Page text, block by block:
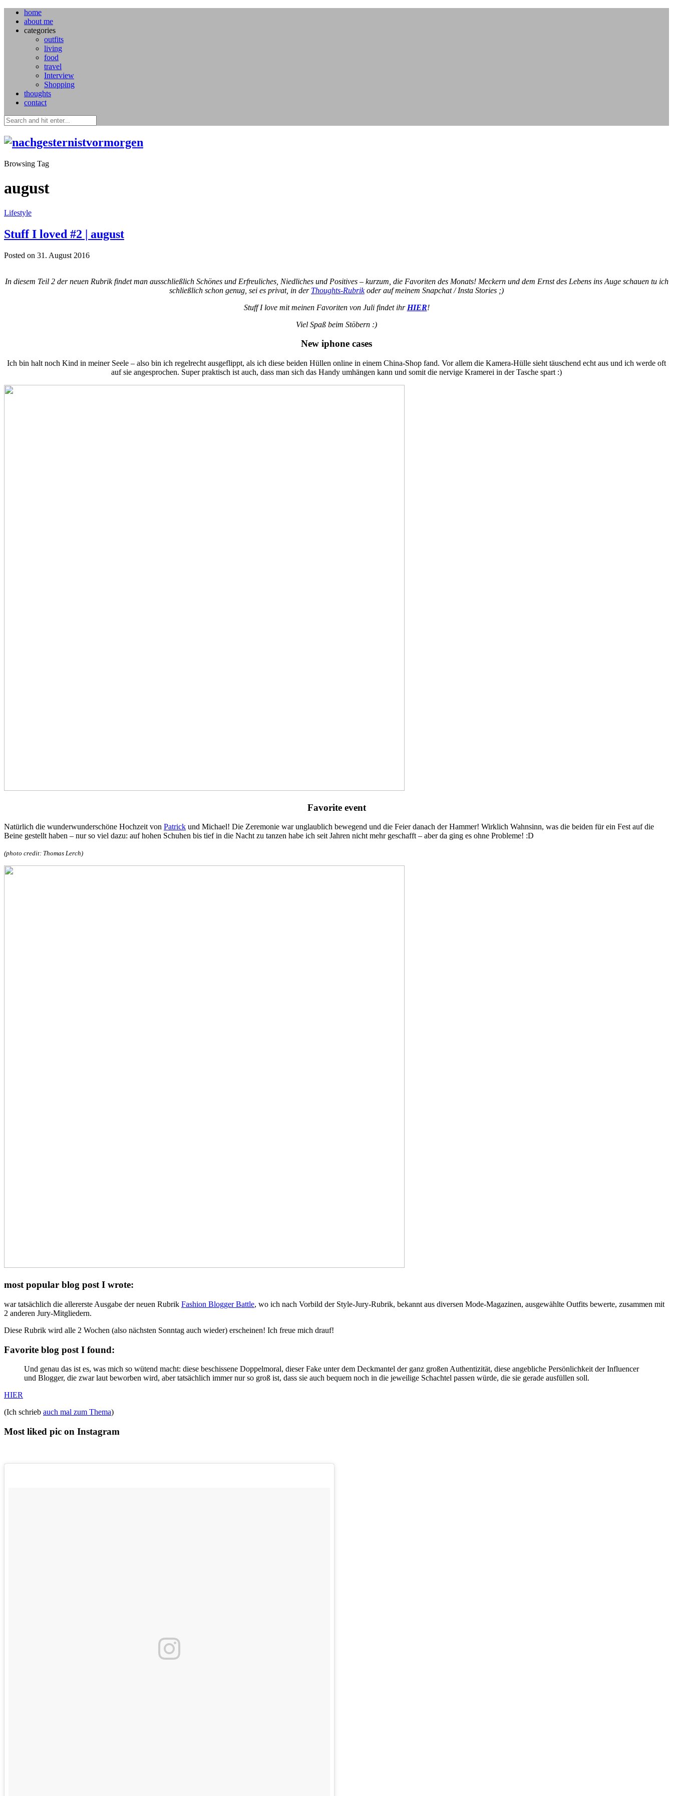
home
about me
categories
outfits
living
food
travel
Interview
Shopping
thoughts
contact
Browsing Tag
august
Lifestyle
Stuff I loved #2 | august
Posted on 31. August 2016
In diesem Teil 2 der neuen Rubrik findet man ausschließlich Schönes und Erfreuliches, Niedliches und Positives – kurzum, die Favoriten des Monats! Meckern und dem Ernst des Lebens ins Auge schauen tu ich
schließlich schon genug, sei es privat, in der Thoughts-Rubrikoder auf meinem Snapchat / Insta Stories ;)
Stuff I love mit meinen Favoriten von Juli findet ihr HIER!
Viel Spaß beim Stöbern :)
New iphone cases
Ich bin halt noch Kind in meiner Seele – also bin ich regelrecht ausgeflippt, als ich diese beiden Hüllen online in einem China-Shop fand. Vor allem die Kamera-Hülle sieht täuschend echt aus und ich werde oft
auf sie angesprochen. Super praktisch ist auch, dass man sich das Handy umhängen kann und somit die nervige Kramerei in der Tasche spart :)
Favorite event
Natürlich die wunderwunderschöne Hochzeit von Patrick und Michael! Die Zeremonie war unglaublich bewegend und die Feier danach der Hammer! Wirklich Wahnsinn, was die beiden für ein Fest auf die
Beine gestellt haben – nur so viel dazu: auf hohen Schuhen bis tief in die Nacht zu tanzen habe ich seit Jahren nicht mehr geschafft – aber da ging es ohne Probleme! :D
(photo credit: Thomas Lerch)
most popular blog post I wrote:
war tatsächlich die allererste Ausgabe der neuen Rubrik Fashion Blogger Battle, wo ich nach Vorbild der Style-Jury-Rubrik, bekannt aus diversen Mode-Magazinen, ausgewählte Outfits bewerte, zusammen mit
2 anderen Jury-Mitgliedern.
Diese Rubrik wird alle 2 Wochen (also nächsten Sonntag auch wieder) erscheinen! Ich freue mich drauf!
Favorite blog post I found:
Und genau das ist es, was mich so wütend macht: diese beschissene Doppelmoral, dieser Fake unter dem Deckmantel der ganz großen Authentizität, diese angebliche Persönlichkeit der Influencer
und Blogger, die zwar laut beworben wird, aber tatsächlich immer nur so groß ist, dass sie auch bequem noch in die jeweilige Schachtel passen würde, die sie gerade ausfüllen soll.
HIER
(Ich schrieb auch mal zum Thema)
Most liked pic on Instagram